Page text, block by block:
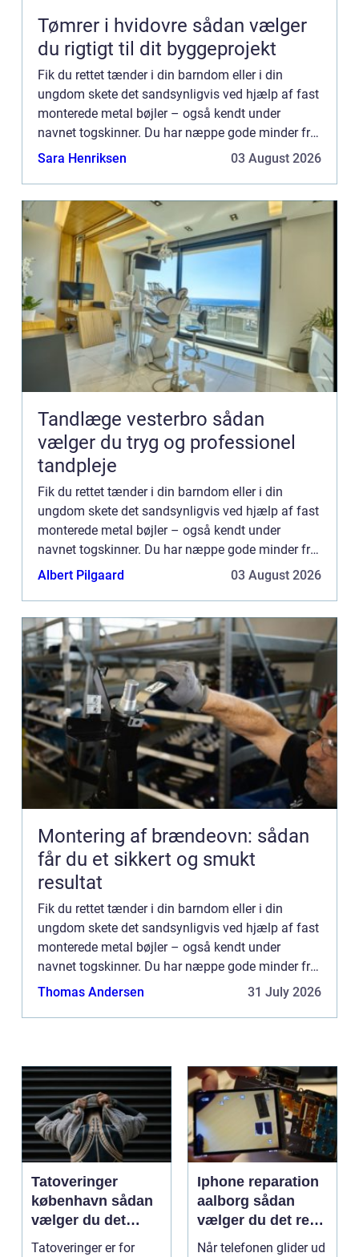
Tømrer i hvidovre sådan vælger
du rigtigt til dit byggeprojekt
Fik du rettet tænder i din barndom eller i din
ungdom skete det sandsynligvis ved hjælp af fast
monterede metal bøjler – også kendt under
navnet togskinner. Du har næppe gode minder fra
netop den oplevelse. De fle...
Sara Henriksen 03 August 2026
Tandlæge vesterbro sådan
vælger du tryg og professionel
tandpleje
Fik du rettet tænder i din barndom eller i din
ungdom skete det sandsynligvis ved hjælp af fast
monterede metal bøjler – også kendt under
navnet togskinner. Du har næppe gode minder fra
netop den oplevelse. De fle...
Albert Pilgaard 03 August 2026
Montering af brændeovn: sådan
får du et sikkert og smukt
resultat
Fik du rettet tænder i din barndom eller i din
ungdom skete det sandsynligvis ved hjælp af fast
monterede metal bøjler – også kendt under
navnet togskinner. Du har næppe gode minder fra
netop den oplevelse. De fle...
Thomas Andersen 31 July 2026
Tatoveringer
københavn sådan
vælger du det
rigtige studie
Tatoveringer er for
Iphone reparation
aalborg sådan
vælger du det rette
værksted
Når telefonen glider ud